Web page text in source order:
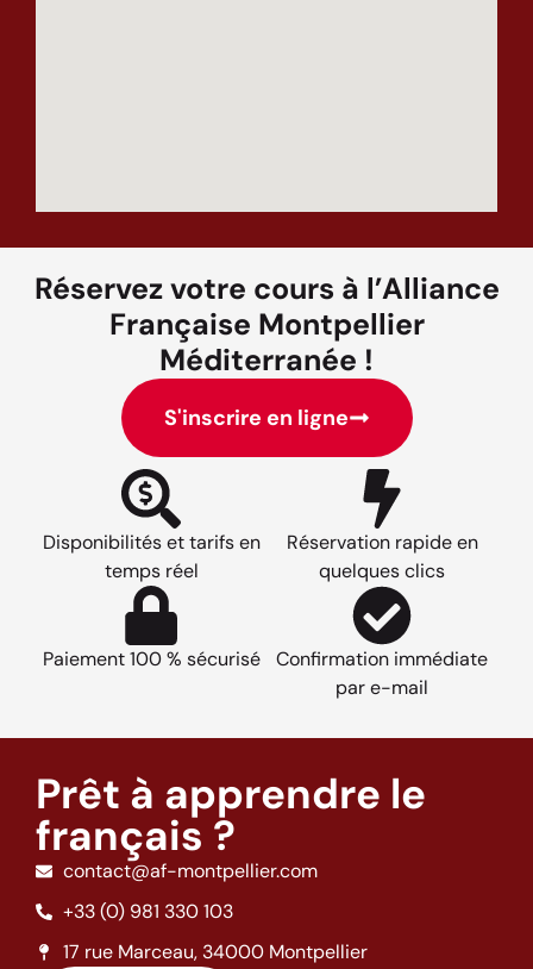
Réservez votre cours à l’Alliance
Française Montpellier
Méditerranée !
S'inscrire en ligne
Disponibilités et tarifs en
temps réel
Réservation rapide en
quelques clics
Paiement 100 % sécurisé
Confirmation immédiate
par e-mail
Prêt à apprendre le
français ?
contact@af-montpellier.com
+33 (0) 981 330 103
17 rue Marceau, 34000 Montpellier